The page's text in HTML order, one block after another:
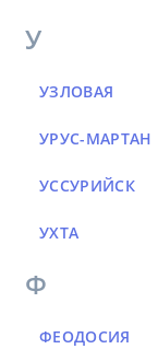
У
УЗЛОВАЯ
УРУС-МАРТАН
УССУРИЙСК
УХТА
Ф
ФЕОДОСИЯ